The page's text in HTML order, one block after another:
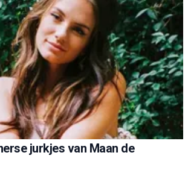
jurkjes van Maan de